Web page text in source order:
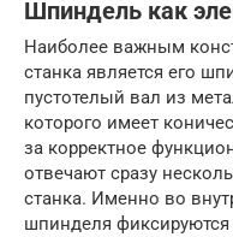
Шпиндель как
Наиболее важным
станка является его
пустотелый вал из
которого имеет
за корректное
отвечают сразу
станка. Именно во
шпинделя